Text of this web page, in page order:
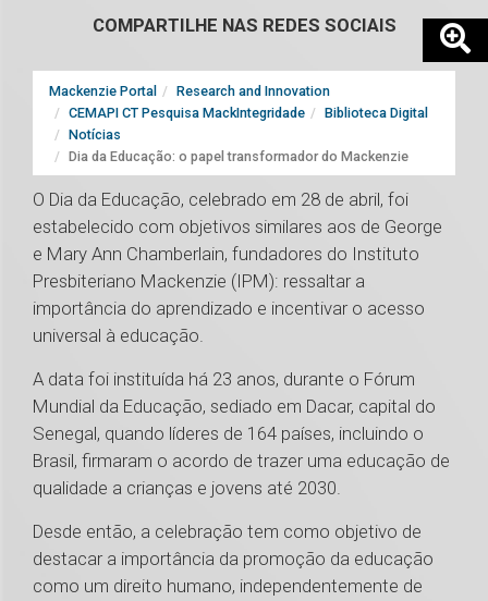
COMPARTILHE NAS REDES SOCIAIS
Mackenzie Portal
Research and Innovation
CEMAPI CT Pesquisa MackIntegridade
Biblioteca Digital
Notícias
Dia da Educação: o papel transformador do Mackenzie
O Dia da Educação, celebrado em 28 de abril, foi
estabelecido com objetivos similares aos de George
e Mary Ann Chamberlain, fundadores do Instituto
Presbiteriano Mackenzie (IPM): ressaltar a
importância do aprendizado e incentivar o acesso
universal à educação.
A data foi instituída há 23 anos, durante o Fórum
Mundial da Educação, sediado em Dacar, capital do
Senegal, quando líderes de 164 países, incluindo o
Brasil, firmaram o acordo de trazer uma educação de
qualidade a crianças e jovens até 2030.
Desde então, a celebração tem como objetivo de
destacar a importância da promoção da educação
como um direito humano, independentemente de